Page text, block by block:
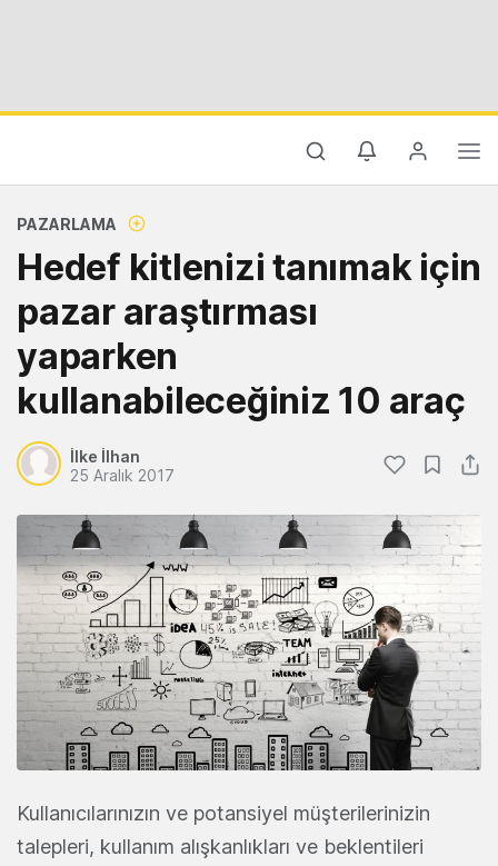
PAZARLAMA
Hedef kitlenizi tanımak için
pazar araştırması
yaparken
kullanabileceğiniz 10 araç
İlke İlhan
25 Aralık 2017
Kullanıcılarınızın ve potansiyel müşterilerinizin
talepleri, kullanım alışkanlıkları ve beklentileri